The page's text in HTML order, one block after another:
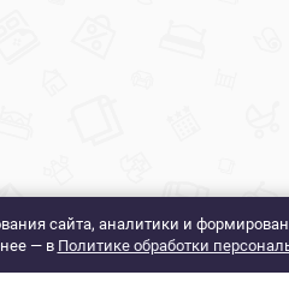
сайта, аналитики и
— в Политике обработки